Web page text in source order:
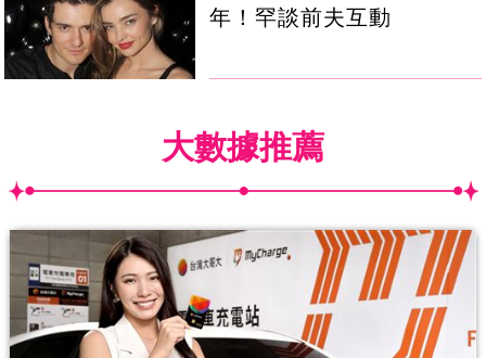
年！罕談前夫互動
大數據推薦